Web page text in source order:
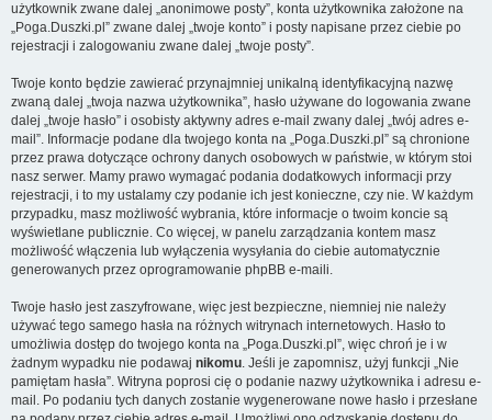
użytkownik zwane dalej „anonimowe posty”, konta użytkownika założone na
„Poga.Duszki.pl” zwane dalej „twoje konto” i posty napisane przez ciebie po
rejestracji i zalogowaniu zwane dalej „twoje posty”.
Twoje konto będzie zawierać przynajmniej unikalną identyfikacyjną nazwę
zwaną dalej „twoja nazwa użytkownika”, hasło używane do logowania zwane
dalej „twoje hasło” i osobisty aktywny adres e-mail zwany dalej „twój adres e-
mail”. Informacje podane dla twojego konta na „Poga.Duszki.pl” są chronione
przez prawa dotyczące ochrony danych osobowych w państwie, w którym stoi
nasz serwer. Mamy prawo wymagać podania dodatkowych informacji przy
rejestracji, i to my ustalamy czy podanie ich jest konieczne, czy nie. W każdym
przypadku, masz możliwość wybrania, które informacje o twoim koncie są
wyświetlane publicznie. Co więcej, w panelu zarządzania kontem masz
możliwość włączenia lub wyłączenia wysyłania do ciebie automatycznie
generowanych przez oprogramowanie phpBB e-maili.
Twoje hasło jest zaszyfrowane, więc jest bezpieczne, niemniej nie należy
używać tego samego hasła na różnych witrynach internetowych. Hasło to
umożliwia dostęp do twojego konta na „Poga.Duszki.pl”, więc chroń je i w
żadnym wypadku nie podawaj nikomu. Jeśli je zapomnisz, użyj funkcji „Nie
pamiętam hasła”. Witryna poprosi cię o podanie nazwy użytkownika i adresu e-
mail. Po podaniu tych danych zostanie wygenerowane nowe hasło i przesłane